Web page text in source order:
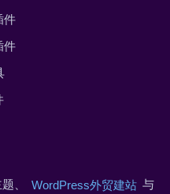
件
件
、 WordPress外贸建站 与